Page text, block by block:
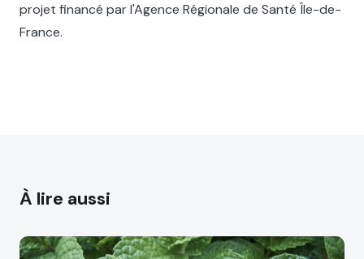
projet financé par l'Agence Régionale de Santé Île-de-
France.
À lire aussi